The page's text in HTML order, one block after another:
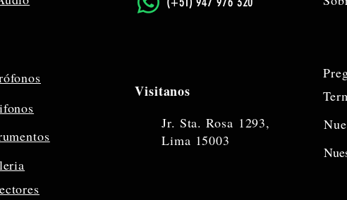
Visitanos
Jr. Sta. Rosa 1293,
Lima 15003